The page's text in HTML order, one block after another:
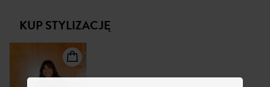
Pomoc
bawełna jeansowa, gruba i elastyczna. Prosty krój.
Półotwarte zapięcie na zatrzaski. 2 kieszenie na piersi.
Długie rękawy, mankiety zapinane na zatrzaski. Lekko
zaokrąglony dół.
KUP STYLIZACJĘ